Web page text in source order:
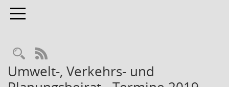
Toggle navigation
Rechercheauswahl
RSS-Feed
Umwelt-, Verkehrs- und